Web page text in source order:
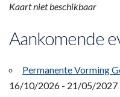
Kaart niet beschikbaar
Aankomende
Permanente Vorming
16/10/2026 - 21/05/2027